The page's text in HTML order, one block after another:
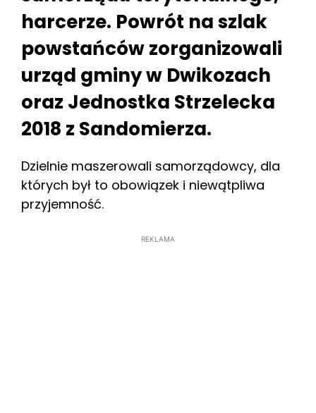
harcerze. Powrót na szlak
powstańców zorganizowali
urząd gminy w Dwikozach
oraz Jednostka Strzelecka
2018 z Sandomierza.
Dzielnie maszerowali samorządowcy, dla
których był to obowiązek i niewątpliwa
przyjemność.
REKLAMA